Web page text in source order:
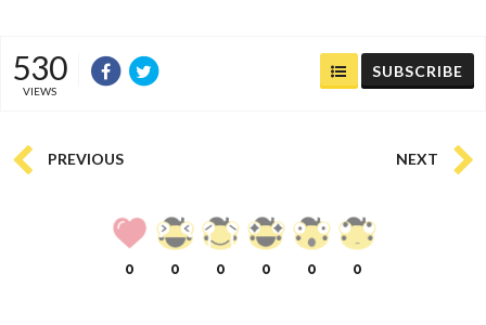
530
VIEWS
SUBSCRIBE
PREVIOUS NEXT
0 0 0 0 0 0